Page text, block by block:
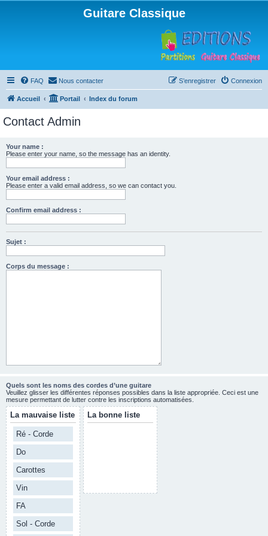
Guitare Classique
FAQ Nous contacter Connexion
S’enregistrer
Accueil Portail Index du forum
Contact Admin
Your name :
Please enter your name, so the message has an identity.
Your email address :
Please enter a valid email address, so we can contact you.
Confirm email address :
Sujet :
Corps du message :
Quels sont les noms des cordes d’une guitare
Veuillez glisser les différentes réponses possibles dans la liste appropriée. Ceci est une
mesure permettant de lutter contre les inscriptions automatisées.
La mauvaise liste
Ré - Corde
Do
Carottes
Vin
FA
Sol - Corde
La bonne liste